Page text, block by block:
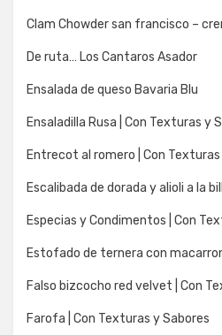
Clam Chowder san francisco –
De ruta… Los Cantaros Asador
Ensalada de queso Bavaria Blu
Ensaladilla Rusa | Con Texturas y
Entrecot al romero | Con Texturas
Escalibada de dorada y alioli a la
Especias y Condimentos | Con
Estofado de ternera con
Falso bizcocho red velvet | Con
Farofa | Con Texturas y Sabores